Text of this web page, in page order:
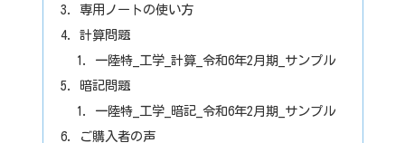
専用ノートの使い方
計算問題
一陸特_工学_計算_令和6年2月期_サンプル
暗記問題
一陸特_工学_暗記_令和6年2月期_サンプル
ご購入者の声